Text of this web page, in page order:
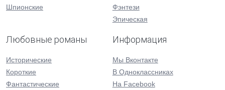
Шпионские
Фэнтези
Эпическая
Любовные романы
Исторические
Короткие
Фантастические
Информация
Мы Вконтакте
В Одноклассниках
На Facebook